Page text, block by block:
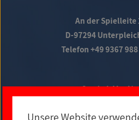
An der Spielleite
D-97294
Telefon +49 9367
Social
Unsere Website